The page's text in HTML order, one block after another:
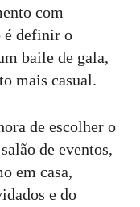
com
é definir o
baile de gala,
mais casual.
de escolher o
de eventos,
em casa,
e do